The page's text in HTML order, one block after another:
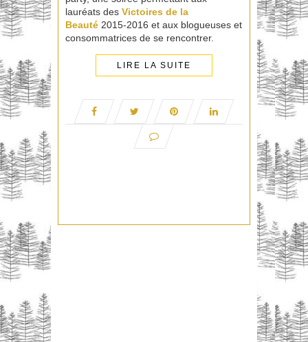
lauréats des Victoires de la
Beauté 2015-2016 et aux blogueuses et
consommatrices de se rencontrer.
LIRE LA SUITE